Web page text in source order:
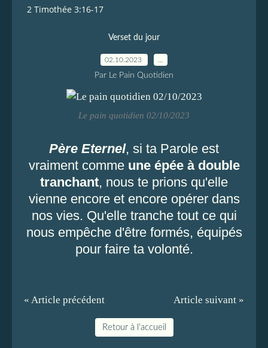
2 Timothée 3:16-17
Verset du jour
02.10.2023
Par Le Pain Quotidien
Le pain quotidien 02/10/2023
Père Eternel, si ta Parole est
vraiment comme une épée à double
tranchant, nous te prions qu'elle
vienne encore et encore opérer dans
nos vies. Qu'elle tranche tout ce qui
nous empêche d'être formés, équipés
pour faire ta volonté.
« Article précédent Article suivant »
Retour à l'accueil